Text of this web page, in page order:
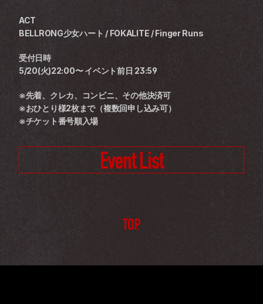
ACT
BELLRONG少女ハート / FOKALITE / Finger Runs
受付日時
5/20(火)22:00〜 イベント前日 23:59
※先着、クレカ、コンビニ、その他決済可
※おひとり様2枚まで（複数回申し込み可）
※チケット番号順入場
Event List
TOP